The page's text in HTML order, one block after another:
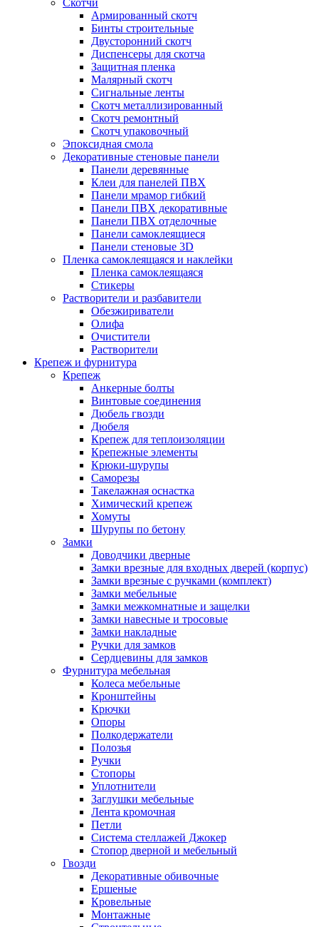
Скотчи
Армированный скотч
Бинты строительные
Двусторонний скотч
Диспенсеры для скотча
Защитная пленка
Малярный скотч
Сигнальные ленты
Скотч металлизированный
Скотч ремонтный
Скотч упаковочный
Эпоксидная смола
Декоративные стеновые панели
Панели деревянные
Клеи для панелей ПВХ
Панели мрамор гибкий
Панели ПВХ декоративные
Панели ПВХ отделочные
Панели самоклеящиеся
Панели стеновые 3D
Пленка самоклеящаяся и наклейки
Пленка самоклеящаяся
Стикеры
Растворители и разбавители
Обезжириватели
Олифа
Очистители
Растворители
Крепеж и фурнитура
Крепеж
Анкерные болты
Винтовые соединения
Дюбель гвозди
Дюбеля
Крепеж для теплоизоляции
Крепежные элементы
Крюки-шурупы
Саморезы
Такелажная оснастка
Химический крепеж
Хомуты
Шурупы по бетону
Замки
Доводчики дверные
Замки врезные для входных дверей (корпус)
Замки врезные с ручками (комплект)
Замки мебельные
Замки межкомнатные и защелки
Замки навесные и тросовые
Замки накладные
Ручки для замков
Сердцевины для замков
Фурнитура мебельная
Колеса мебельные
Кронштейны
Крючки
Опоры
Полкодержатели
Полозья
Ручки
Стопоры
Уплотнители
Заглушки мебельные
Лента кромочная
Петли
Система стеллажей Джокер
Стопор дверной и мебельный
Гвозди
Декоративные обивочные
Ершеные
Кровельные
Монтажные